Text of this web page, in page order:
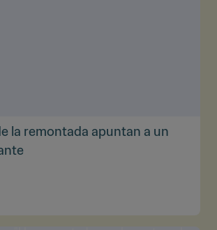
la remontada apuntan a un